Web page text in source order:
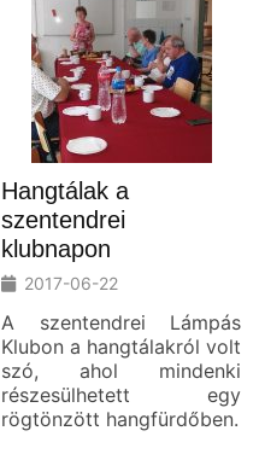
Hangtálak a
szentendrei
klubnapon
2017-06-22
A szentendrei Lámpás
Klubon a hangtálakról volt
szó, ahol mindenki
részesülhetett egy
rögtönzött hangfürdőben.